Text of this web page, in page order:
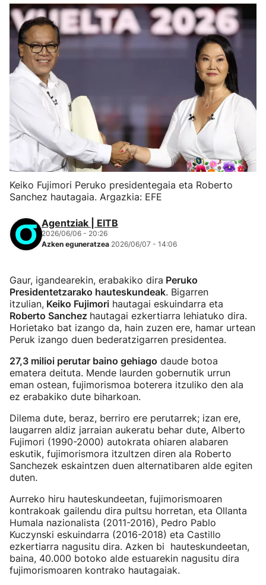
Keiko Fujimori Peruko presidentegaia eta Roberto
Sanchez hautagaia. Argazkia: EFE
Agentziak | EITB
2026/06/06 - 20:26
Azken eguneratzea 2026/06/07 - 14:06
Gaur, igandearekin, erabakiko dira Peruko
Presidentetzarako hauteskundeak. Bigarren
itzulian, Keiko Fujimori hautagai eskuindarra eta
Roberto Sanchez hautagai ezkertiarra lehiatuko dira.
Horietako bat izango da, hain zuzen ere, hamar urtean
Peruk izango duen bederatzigarren presidentea.
27,3 milioi perutar baino gehiago daude botoa
ematera deituta. Mende laurden gobernutik urrun
eman ostean, fujimorismoa boterera itzuliko den ala
ez erabakiko dute biharkoan.
Dilema dute, beraz, berriro ere perutarrek; izan ere,
laugarren aldiz jarraian aukeratu behar dute, Alberto
Fujimori (1990-2000) autokrata ohiaren alabaren
eskutik, fujimorismora itzultzen diren ala Roberto
Sanchezek eskaintzen duen alternatibaren alde egiten
duten.
Aurreko hiru hauteskundeetan, fujimorismoaren
kontrakoak gailendu dira pultsu horretan, eta Ollanta
Humala nazionalista (2011-2016), Pedro Pablo
Kuczynski eskuindarra (2016-2018) eta Castillo
ezkertiarra nagusitu dira. Azken bi hauteskundeetan,
baina, 40.000 botoko alde estuarekin nagusitu dira
fujimorismoaren kontrako hautagaiak.